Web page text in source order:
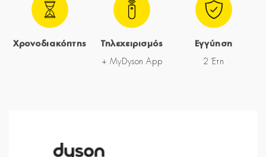
Χρονοδιακόπτης Τηλεχειρισμός
+ MyDyson App
Εγγύηση
2 Έτη